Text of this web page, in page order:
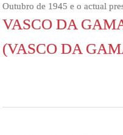
Outubro de 1945 e o actual
VASCO DA
(VASCO DA